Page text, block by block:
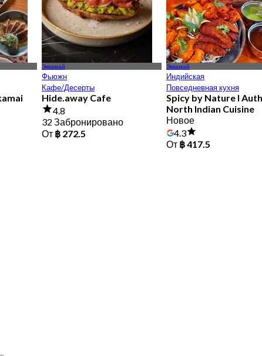
Эккамай
Фьюжн
Кафе/Десерты
Hide.away Cafe
4.8
32 Забронировано
От ฿ 272.5
Эккамай
Индийская
Повседневная кухня
Spicy by Nature l
North Indian Cuisine
Новое
4.3
От ฿ 417.5